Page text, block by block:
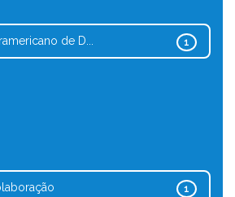
1
de D...
1